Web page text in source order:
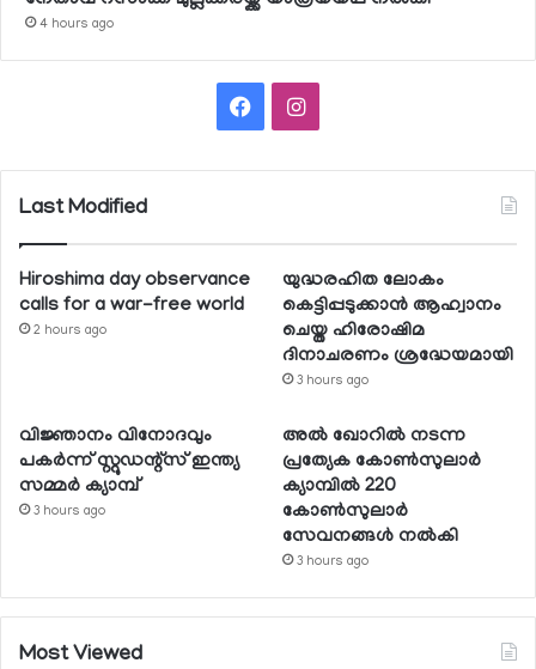
4 hours ago
FacebookInstagram
Last Modified
Hiroshima day observance
calls for a war-free world
2 hours ago
യുദ്ധരഹിത ലോകം
കെട്ടിപ്പടുക്കാന്‍ ആഹ്വാനം
ചെയ്ത ഹിരോഷിമ
ദിനാചരണം ശ്രദ്ധേയമായി
3 hours ago
വിജ്ഞാനം വിനോദവും
പകര്‍ന്ന് സ്റ്റുഡന്റ്‌സ് ഇന്ത്യ
സമ്മര്‍ ക്യാമ്പ്
3 hours ago
അല്‍ ഖോറില്‍ നടന്ന
പ്രത്യേക കോണ്‍സുലാര്‍
ക്യാമ്പില്‍ 220
കോണ്‍സുലാര്‍
സേവനങ്ങള്‍ നല്‍കി
3 hours ago
Most Viewed